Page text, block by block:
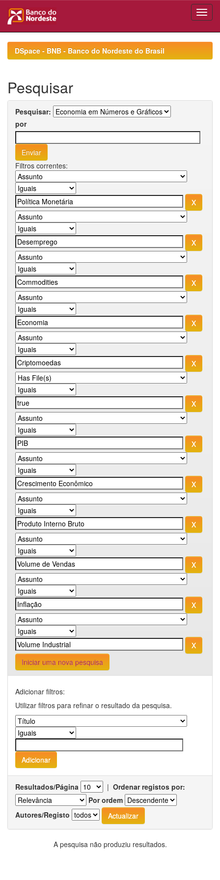
navigationDSpace - BNB - Banco do Nordeste do Brasil
Pesquisar
Pesquisar:
por
Filtros correntes:
Iniciar uma nova pesquisa
Adicionar filtros:
Utilizar filtros para refinar o resultado da pesquisa.
Resultados/Página | Ordenar registos por:
Por ordem
Autores/Registo
A pesquisa não produziu resultados.